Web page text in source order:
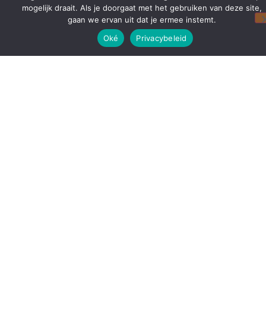
mogelijk draait. Als je doorgaat met het gebruiken van deze site,
gaan we ervan uit dat je ermee instemt.
Oké
Privacybeleid